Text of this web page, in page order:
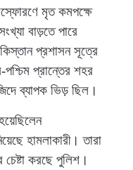
মৃত কমপক্ষে
বাড়তে পারে
প্রশাসন সূত্রে
প্রান্তের শহর
ব্যাপক ভিড় ছিল।
হামলাকারী। তারা
করছে পুলিশ।